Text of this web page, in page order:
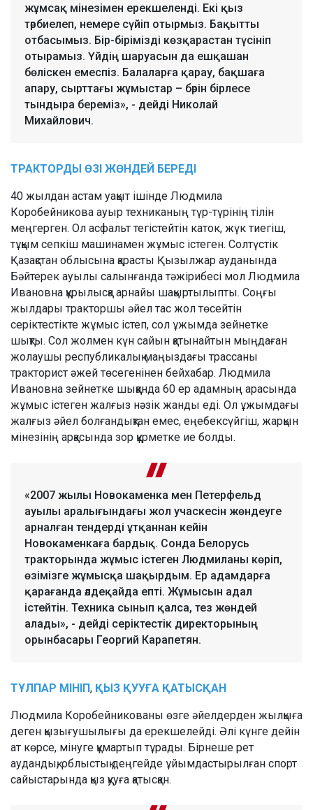
жұмсақ мінезімен ерекшеленді. Екі қыз
тәрбиелеп, немере сүйіп отырмыз. Бақытты
отбасымыз. Бір-бірімізді көзқарастан түсініп
отырамыз. Үйдің шаруасын да ешқашан
бөліскен емеспіз. Балаларға қарау, бақшаға
апару, сырттағы жұмыстар – бәрін бірлесе
тындыра береміз», - дейді Николай
Михайлович.
ТРАКТОРДЫ ӨЗІ ЖӨНДЕЙ БЕРЕДІ
40 жылдан астам уақыт ішінде Людмила
Коробейникова ауыр техниканың түр-түрінің тілін
меңгерген. Ол асфальт тегістейтін каток, жүк тиегіш,
тұқым сепкіш машинамен жұмыс істеген. Солтүстік
Қазақстан облысына қарасты Қызылжар ауданында
Бәйтерек ауылы салынғанда тәжірибесі мол Людмила
Ивановна құрылысқа арнайы шақыртылыпты. Соңғы
жылдары тракторшы әйел тас жол төсейтін
серіктестікте жұмыс істеп, сол ұжымда зейнетке
шықты. Сол жолмен күн сайын қатынайтын мыңдаған
жолаушы республикалық маңыздағы трассаны
тракторист әжей төсегенінен бейхабар. Людмила
Ивановна зейнетке шыққанда 60 ер адамның арасында
жұмыс істеген жалғыз нәзік жанды еді. Ол ұжымдағы
жалғыз әйел болғандықтан емес, еңебексүйгіш, жарқын
мінезінің арқасында зор құрметке ие болды.
«2007 жылы Новокаменка мен Петерфельд
ауылы аралығындағы жол учаскесін жөндеуге
арналған тендерді ұтқаннан кейін
Новокаменкаға бардық. Сонда Белорусь
тракторында жұмыс істеген Людмиланы көріп,
өзімізге жұмысқа шақырдым. Ер адамдарға
қарағанда әлдеқайда епті. Жұмысын адал
істейтін. Техника сынып қалса, тез жөндей
алады», - дейді серіктестік директорының
орынбасары Георгий Карапетян.
ТҰЛПАР МІНІП, ҚЫЗ ҚУУҒА ҚАТЫСҚАН
Людмила Коробейникованы өзге әйелдерден жылқыға
деген қызығушылығы да ерекшелейді. Әлі күнге дейін
ат көрсе, мінуге құмартып тұрады. Бірнеше рет
аудандық, облыстық деңгейде ұйымдастырылған спорт
сайыстарында қыз қууға қатысқан.